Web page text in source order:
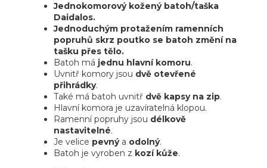
Jednokomorový kožený batoh/taška
Daidalos.
Jednoduchým protažením ramenních
popruhů skrz poutko se batoh změní na
tašku přes tělo.
Batoh má jednu hlavní komoru.
Uvnitř komory jsou dvě otevřené
přihrádky.
Také má batoh uvnitř dvě kapsy na zip.
Hlavní komora je uzavíratelná klopou.
Ramenní popruhy jsou délkově
nastavitelné.
Je velice pevný a odolný.
Batoh je vyroben z kozí kůže.